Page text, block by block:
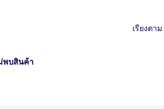
เรียงตาม
พบสินค้า